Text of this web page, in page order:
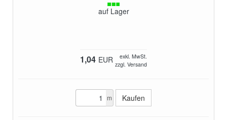
auf Lager
1,04 EUR
exkl. MwSt.
zzgl. Versand
m